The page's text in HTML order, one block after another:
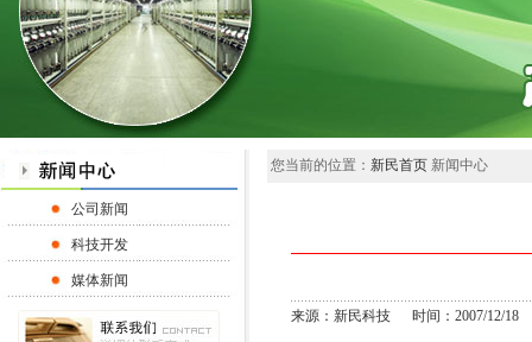
公司新闻
科技开发
媒体新闻
您当前的位置： 新民首页 新闻中心
来源：新民科技 时间：2007/12/18